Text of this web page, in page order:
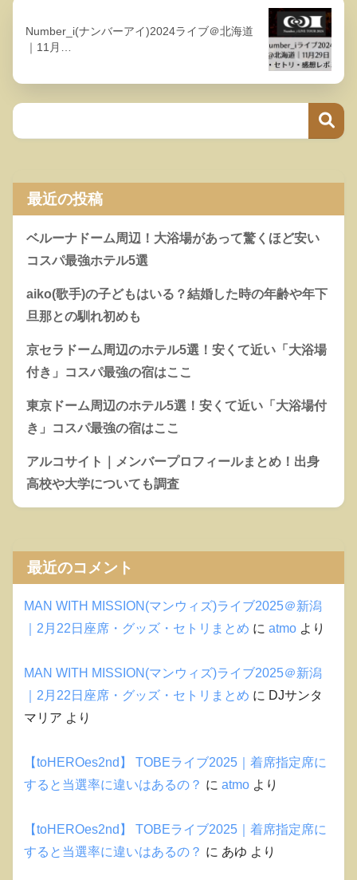
Number_i(ナンバーアイ)2024ライブ＠北海道
｜11月…
最近の投稿
ベルーナドーム周辺！大浴場があって驚くほど安い
コスパ最強ホテル5選
aiko(歌手)の子どもはいる？結婚した時の年齢や年下
旦那との馴れ初めも
京セラドーム周辺のホテル5選！安くて近い「大浴場
付き」コスパ最強の宿はここ
東京ドーム周辺のホテル5選！安くて近い「大浴場付
き」コスパ最強の宿はここ
アルコサイト｜メンバープロフィールまとめ！出身
高校や大学についても調査
最近のコメント
MAN WITH MISSION(マンウィズ)ライブ2025＠新潟
｜2月22日座席・グッズ・セトリまとめ に atmo より
MAN WITH MISSION(マンウィズ)ライブ2025＠新潟
｜2月22日座席・グッズ・セトリまとめ に DJサンタ
マリア より
【toHEROes2nd】 TOBEライブ2025｜着席指定席に
すると当選率に違いはあるの？ に atmo より
【toHEROes2nd】 TOBEライブ2025｜着席指定席に
すると当選率に違いはあるの？ に あゆ より